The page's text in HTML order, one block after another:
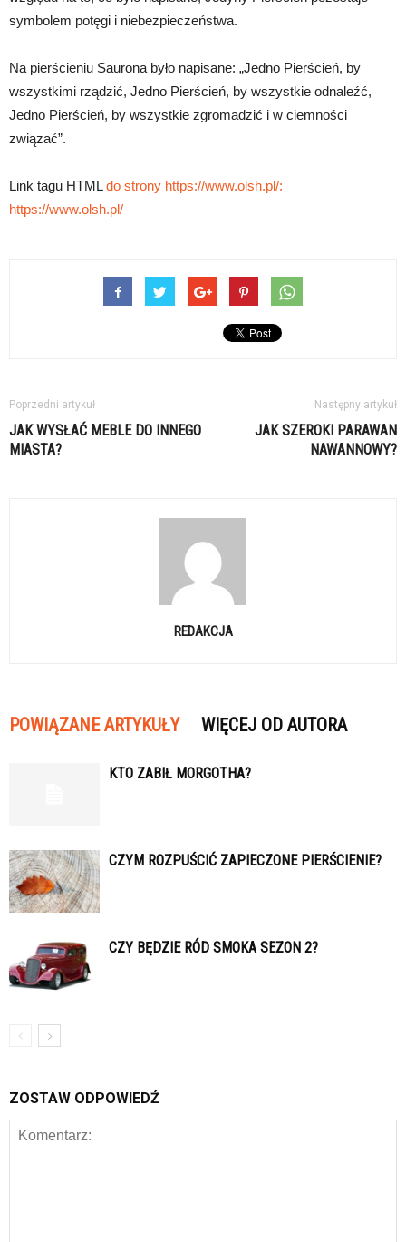
symbolem potęgi i niebezpieczeństwa.
Na pierścieniu Saurona było napisane: „Jedno Pierścień, by
wszystkimi rządzić, Jedno Pierścień, by wszystkie odnaleźć,
Jedno Pierścień, by wszystkie zgromadzić i w ciemności
związać”.
Link tagu HTMLdo strony https://www.olsh.pl/:
https://www.olsh.pl/
Poprzedni artykuł
JAK WYSŁAĆ MEBLE DO INNEGO
MIASTA?
Następny artykuł
JAK SZEROKI PARAWAN
NAWANNOWY?
REDAKCJA
POWIĄZANE ARTYKUŁY WIĘCEJ OD AUTORA
KTO ZABIŁ MORGOTHA?
CZYM ROZPUŚCIĆ ZAPIECZONE PIERŚCIENIE?
CZY BĘDZIE RÓD SMOKA SEZON 2?
ZOSTAW ODPOWIEDŹ